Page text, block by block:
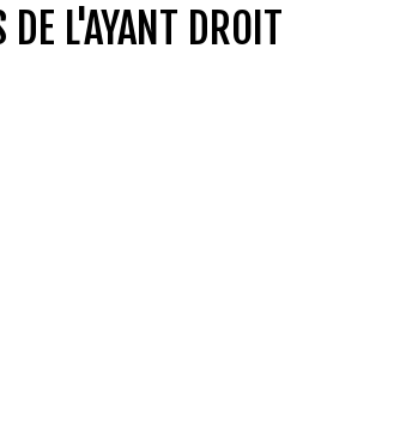
L'AYANT DROIT